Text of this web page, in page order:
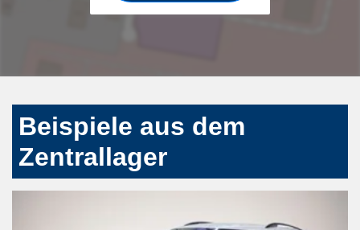
Beispiele aus dem
Zentrallager